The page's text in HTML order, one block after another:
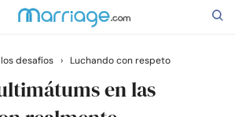
desafíos › Luchando con respeto
en las